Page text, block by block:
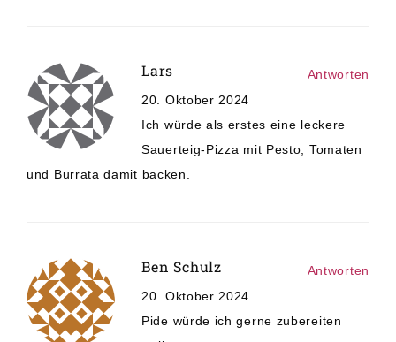
Lars
20. Oktober 2024
Ich würde als erstes eine leckere
Sauerteig-Pizza mit Pesto, Tomaten
und Burrata damit backen.
Antworten
Ben Schulz
20. Oktober 2024
Pide würde ich gerne zubereiten
Antworten